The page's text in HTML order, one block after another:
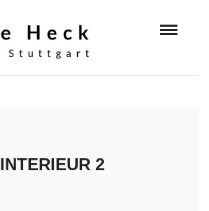
INTERIEUR 2